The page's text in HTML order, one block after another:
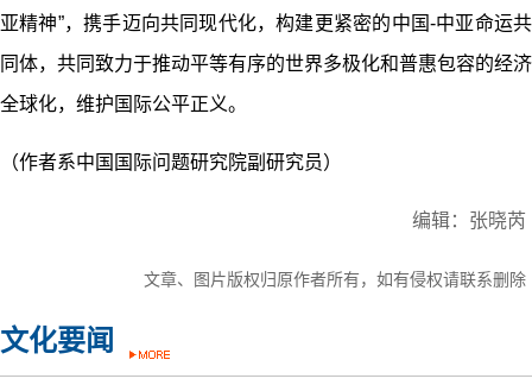
亚精神”，携手迈向共同现代化，构建更紧密的中国-中亚命运共
同体，共同致力于推动平等有序的世界多极化和普惠包容的经济
全球化，维护国际公平正义。
（作者系中国国际问题研究院副研究员）
编辑：张晓芮
文章、图片版权归原作者所有，如有侵权请联系删除
文化要闻